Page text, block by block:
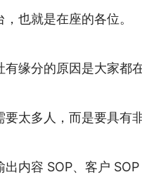
也就是在座的各位。
缘分的原因是大家都
太多人，而是要具有
内容 SOP、客户